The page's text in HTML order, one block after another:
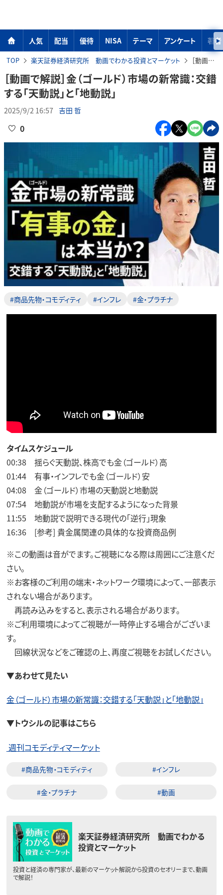
人気 配当 優待 NISA テーマ アンケート 著者
TOP 楽天証券経済研究所 動画でわかる投資とマーケット ［動画で解説］金（ゴールド）市場の新常識：交錯する「天動説」と「地動説」
［動画で解説］金（ゴールド）市場の新常識：交錯
する「天動説」と「地動説」
2025/9/2 16:57 吉田 哲
0
#商品先物・コモディティ #インフレ #金・プラチナ
タイムスケジュール
00:38 揺らぐ天動説、株高でも金（ゴールド）高
01:44 有事・インフレでも金（ゴールド）安
04:08 金（ゴールド）市場の天動説と地動説
07:54 地動説が市場を支配するようになった背景
11:55 地動説で説明できる現代の「逆行」現象
16:36 [参考] 貴金属関連の具体的な投資商品例
※この動画は音がでます。ご視聴になる際は周囲にご注意くだ
さい。
※お客様のご利用の端末・ネットワーク環境によって、一部表示
されない場合があります。
再読み込みをすると、表示される場合があります。
※ご利用環境によってご視聴が一時停止する場合がございま
す。
回線状況などをご確認の上、再度ご視聴をお試しください。
▼あわせて見たい
金（ゴールド）市場の新常識：交錯する「天動説」と「地動説」
▼トウシルの記事はこちら
週刊コモディティマーケット
#商品先物・コモディティ #インフレ
#金・プラチナ #動画
楽天証券経済研究所 動画でわかる
投資とマーケット
投資と経済の専門家が、最新のマーケット解説から投資のセオリーまで、動画
で解説！